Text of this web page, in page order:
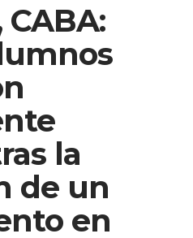
la
de un
en